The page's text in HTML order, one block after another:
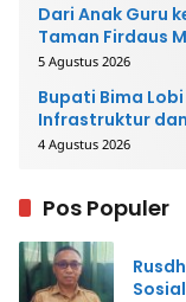
Dari Anak Guru
Taman Firdaus
5 Agustus 2026
Bupati Bima
Infrastruktur
4 Agustus 2026
Pos Populer